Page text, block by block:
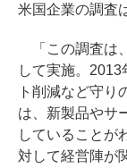
米国企業の調査
「この調査は
して実施。
ト削減など守り
は、新製品やサ
していることが
対して経営陣が